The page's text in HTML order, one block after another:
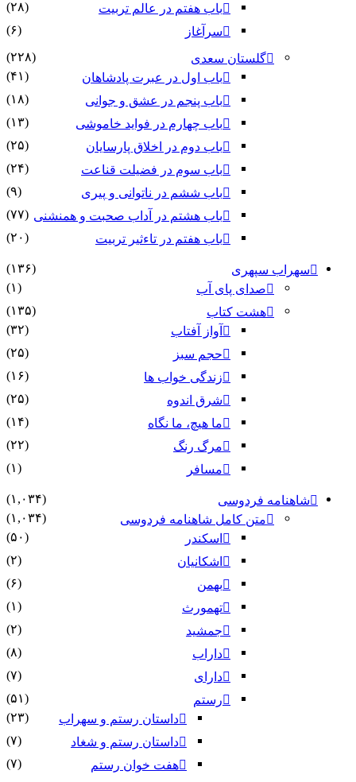
باب هفتم در عالم تربیت
(۲۸)
سرآغاز
(۶)
گلستان سعدی
(۲۲۸)
باب اول در عبرت پادشاهان
(۴۱)
باب پنجم در عشق و جوانى
(۱۸)
باب چهارم در فواید خاموشى
(۱۳)
باب دوم در اخلاق پارسایان
(۲۵)
باب سوم در فضیلت قناعت
(۲۴)
باب ششم در ناتوانى و پیرى
(۹)
باب هشتم در آداب صحبت و همنشنى (۷۷)
باب هفتم در تاءثیر تربیت
(۲۰)
سهراب سپهری
(۱۳۶)
صدای پای آب
(۱)
هشت کتاب
(۱۳۵)
آواز آفتاب
(۳۲)
حجم سبز
(۲۵)
زندگی خواب ها
(۱۶)
شرق اندوه
(۲۵)
ما هیچ، ما نگاه
(۱۴)
مرگ رنگ
(۲۲)
مسافر
(۱)
شاهنامه فردوسی
(۱,۰۳۴)
متن کامل شاهنامه فردوسی
(۱,۰۳۴)
اسکندر
(۵۰)
اشکانیان
(۲)
بهمن
(۶)
تهمورث
(۱)
جمشید
(۲)
داراب
(۸)
دارای
(۷)
رستم
(۵۱)
داستان رستم و سهراب
(۲۳)
داستان رستم و شغاد
(۷)
هفت خوان رستم‏
(۷)